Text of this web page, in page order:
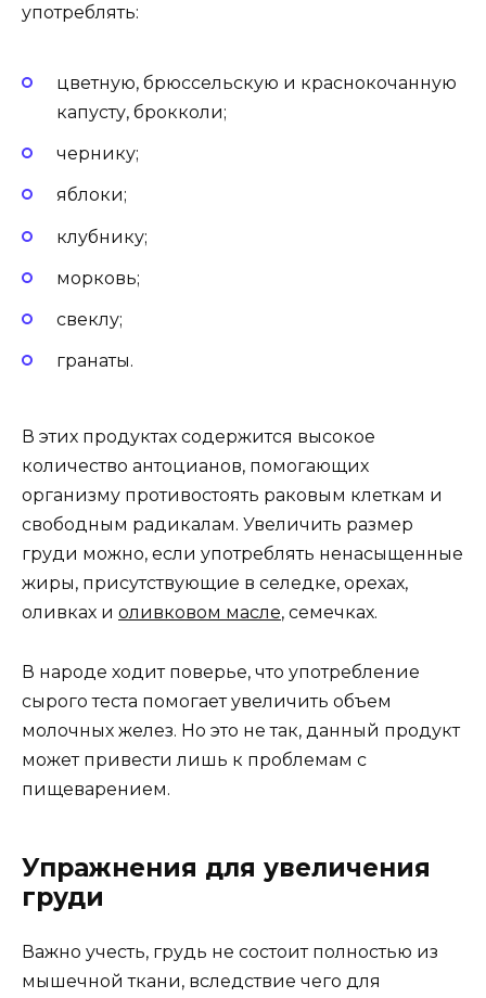
употреблять:
цветную, брюссельскую и краснокочанную
капусту, брокколи;
чернику;
яблоки;
клубнику;
морковь;
свеклу;
гранаты.
В этих продуктах содержится высокое
количество антоцианов, помогающих
организму противостоять раковым клеткам и
свободным радикалам. Увеличить размер
груди можно, если употреблять ненасыщенные
жиры, присутствующие в селедке, орехах,
оливках и оливковом масле, семечках.
В народе ходит поверье, что употребление
сырого теста помогает увеличить объем
молочных желез. Но это не так, данный продукт
может привести лишь к проблемам с
пищеварением.
Упражнения для увеличения
груди
Важно учесть, грудь не состоит полностью из
мышечной ткани, вследствие чего для